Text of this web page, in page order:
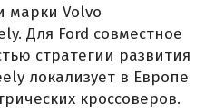
марки Volvo
Для Ford совместное
стратегии развития
локализует в Европе
кроссоверов.